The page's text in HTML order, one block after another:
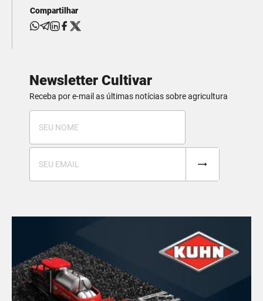
Compartilhar
Newsletter Cultivar
Receba por e-mail as últimas notícias sobre agricultura